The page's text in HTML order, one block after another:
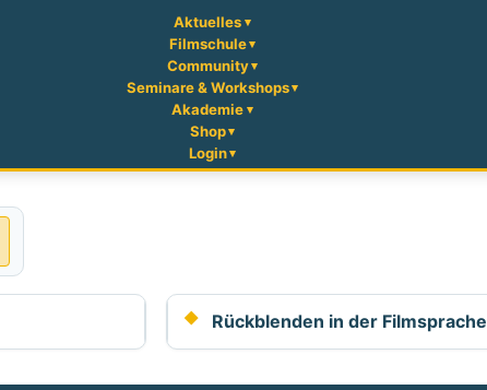
Aktuelles
Filmschule
Community
Seminare & Workshops
Akademie
Shop
Login
Rückblenden in der Filmsprache